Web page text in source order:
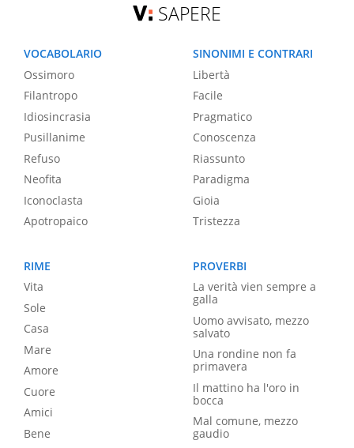
SAPERE
VOCABOLARIO
Ossimoro
Filantropo
Idiosincrasia
Pusillanime
Refuso
Neofita
Iconoclasta
Apotropaico
SINONIMI E CONTRARI
Libertà
Facile
Pragmatico
Conoscenza
Riassunto
Paradigma
Gioia
Tristezza
RIME
Vita
Sole
Casa
Mare
Amore
Cuore
Amici
Bene
PROVERBI
La verità vien sempre a
galla
Uomo avvisato, mezzo
salvato
Una rondine non fa
primavera
Il mattino ha l'oro in
bocca
Mal comune, mezzo
gaudio